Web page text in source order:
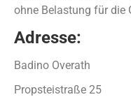
ohne Belastung für die
Adresse:
Badino Overath
Propsteistraße 25